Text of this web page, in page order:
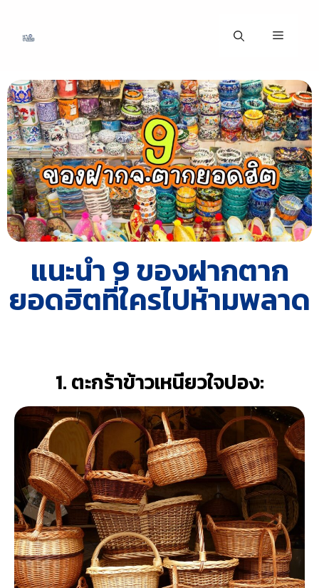
แนะนำ 9 ของฝากตาก
ยอดฮิตที่ใครไปห้ามพลาด
1. ตะกร้าข้าวเหนียวใจปอง: